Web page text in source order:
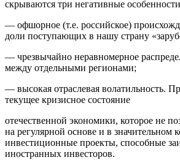
скрываются три негативные
— офшорное (т.е. российское)
доли поступающих в нашу страну
— чрезвычайно неравномерное
между отдельными регионами;
— высокая отраслевая волатильность.
текущее кризисное состояние
отечественной экономики, которое не
на регулярной основе и в значительном
инвестиционные проекты, способные
иностранных инвесторов.